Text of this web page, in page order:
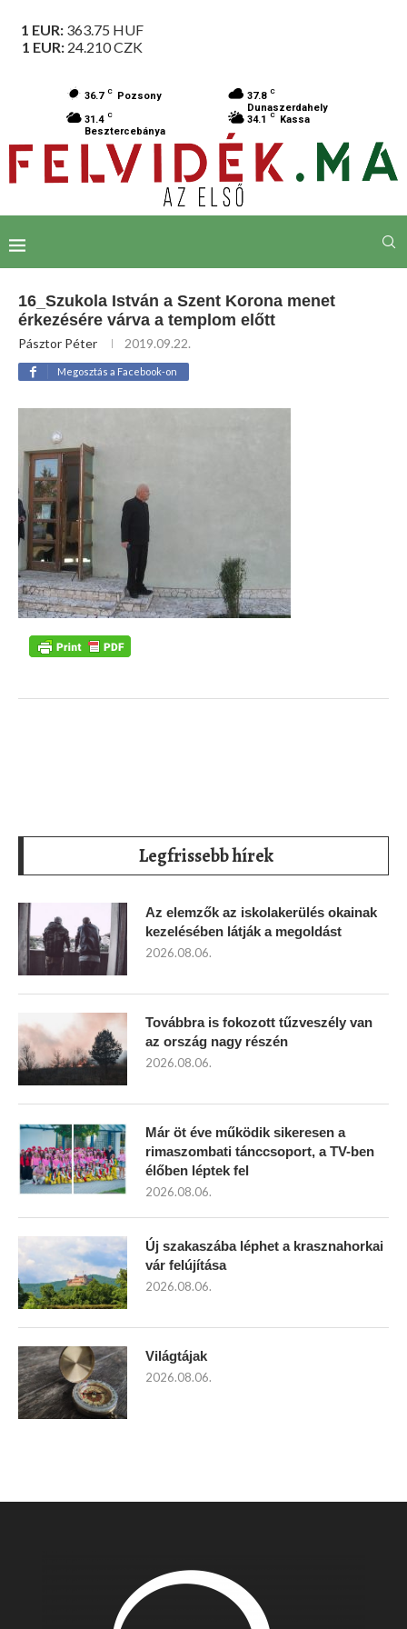
1 EUR: 363.75 HUF
1 EUR: 24.210CZK
36.7 C Pozsony 37.8 C
Dunaszerdahely
31.4 C
Besztercebánya
34.1 C Kassa
16_Szukola István a Szent Korona menet
érkezésére várva a templom előtt
Pásztor Péter 2019.09.22.
Megosztás a Facebook-on
Legfrissebb hírek
Az elemzők az iskolakerülés okainak
kezelésében látják a megoldást
2026.08.06.
Továbbra is fokozott tűzveszély van
az ország nagy részén
2026.08.06.
Már öt éve működik sikeresen a
rimaszombati tánccsoport, a TV-ben
élőben léptek fel
2026.08.06.
Új szakaszába léphet a krasznahorkai
vár felújítása
2026.08.06.
Világtájak
2026.08.06.